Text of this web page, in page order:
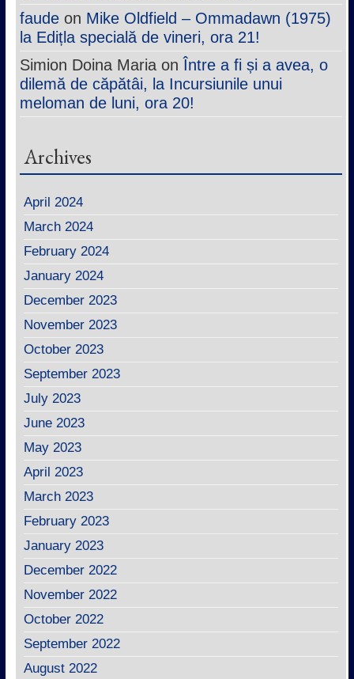
faudeon Mike Oldfield – Ommadawn (1975)
la Edițla specială de vineri, ora 21!
Simion Doina MariaonÎntre a fi și a avea, o
dilemă de căpătâi, la Incursiunile unui
meloman de luni, ora 20!
Archives
April 2024
March 2024
February 2024
January 2024
December 2023
November 2023
October 2023
September 2023
July 2023
June 2023
May 2023
April 2023
March 2023
February 2023
January 2023
December 2022
November 2022
October 2022
September 2022
August 2022